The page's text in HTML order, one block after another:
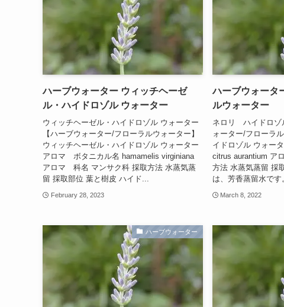
ハーブウォーター ウィッチヘーゼ
ル・ハイドロゾル ウォーター
ウィッチヘーゼル・ハイドロゾル ウォーター
【ハーブウォーター/フローラルウォーター】
ウィッチヘーゼル・ハイドロゾル ウォーター
アロマ ボタニカル名 hamamelis virginiana
アロマ 科名 マンサク科 採取方法 水蒸気蒸
留 採取部位 葉と樹皮 ハイド...
February 28, 2023
ハーブウォータ
ルウォーター
ネロリ ハイドロゾ
ォーター/フローラ
イドロゾル ウォー
citrus aurantium ア
方法 水蒸気蒸留 採
は、芳香蒸留水です
March 8, 2022
ハーブウォーター